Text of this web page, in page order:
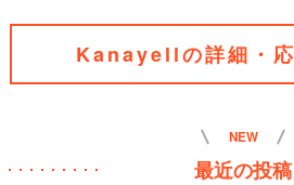
Kanayellの詳細・応
NEW
最近の投稿